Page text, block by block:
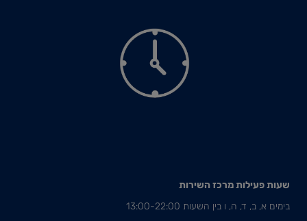
שעות פעילות מרכז השירות
בימים א, ב, ד, ה, ו בין השעות 13:00-22:00